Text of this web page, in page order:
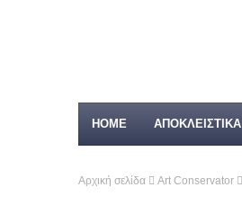
HOME ΑΠΟΚΛΕΙΣΤΙΚΑ
Αρχική σελίδα Art Conservator